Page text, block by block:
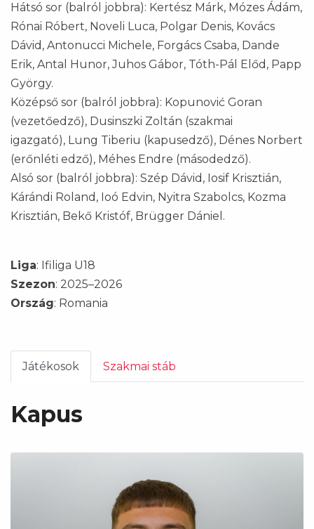
Hátsó sor (balról jobbra): Kertész Márk, Mózes Ádám,
Rónai Róbert, Noveli Luca, Polgar Denis, Kovács
Dávid, Antonucci Michele, Forgács Csaba, Dande
Erik, Antal Hunor, Juhos Gábor, Tóth-Pál Előd, Papp
György.
Középső sor (balról jobbra): Kopunović Goran
(vezetőedző), Dusinszki Zoltán (szakmai
igazgató), Lung Tiberiu (kapusedző), Dénes Norbert
(erőnléti edző), Méhes Endre (másodedző).
Alsó sor (balról jobbra): Szép Dávid, Iosif Krisztián,
Kárándi Roland, Ioó Edvin, Nyitra Szabolcs, Kozma
Krisztián, Bekő Kristóf, Brügger Dániel.
Liga: Ifiliga U18
Szezon: 2025–2026
Ország: Romania
Játékosok Szakmai stáb
Kapus